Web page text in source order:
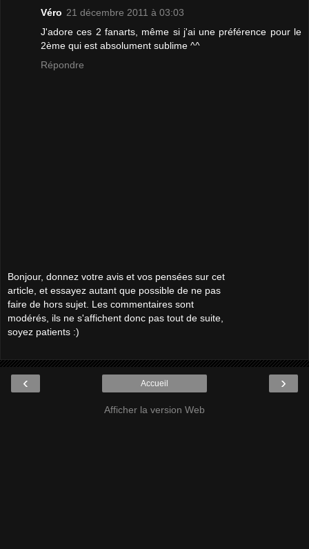
Véro 21 décembre 2011 à 03:03
J'adore ces 2 fanarts, même si j'ai une préférence pour le
2ème qui est absolument sublime ^^
Répondre
Bonjour, donnez votre avis et vos pensées sur cet
article, et essayez autant que possible de ne pas
faire de hors sujet. Les commentaires sont
modérés, ils ne s'affichent donc pas tout de suite,
soyez patients :)
‹ ›
Accueil
Afficher la version Web